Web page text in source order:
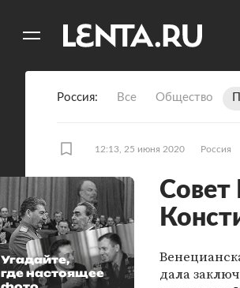
Россия Все Общество
12:13, 25 июня 2020 Россия
Совет
дала
Угадайте,
где настоящее